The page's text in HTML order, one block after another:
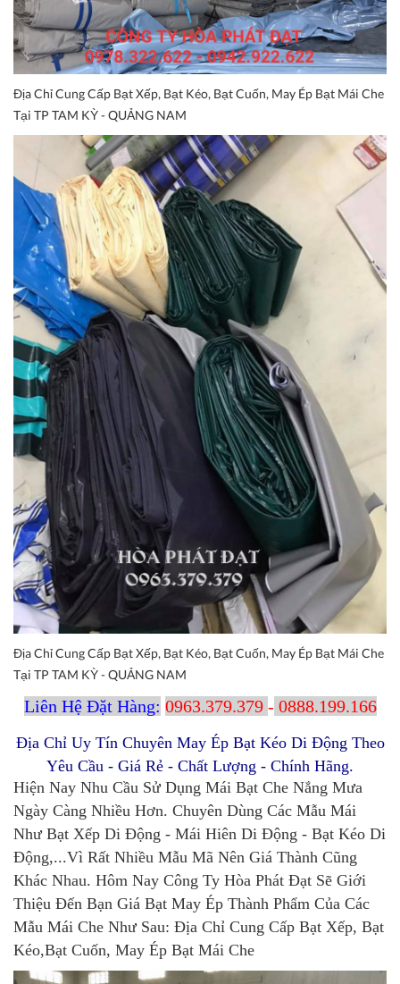
Địa Chỉ Cung Cấp Bạt Xếp, Bạt Kéo, Bạt Cuốn, May Ép Bạt Mái Che
Tại TP TAM KỲ - QUẢNG NAM
Địa Chỉ Cung Cấp Bạt Xếp, Bạt Kéo, Bạt Cuốn, May Ép Bạt Mái Che
Tại TP TAM KỲ - QUẢNG NAM
Liên Hệ Đặt Hàng: 0963.379.379 - 0888.199.166
Địa Chỉ Uy Tín Chuyên May Ép Bạt Kéo Di Động Theo
Yêu Cầu - Giá Rẻ - Chất Lượng - Chính Hãng.
Hiện Nay Nhu Cầu Sử Dụng Mái Bạt Che Nắng Mưa
Ngày Càng Nhiều Hơn. Chuyên Dùng Các Mẫu Mái
Như Bạt Xếp Di Động - Mái Hiên Di Động - Bạt Kéo Di
Động,...Vì Rất Nhiều Mẫu Mã Nên Giá Thành Cũng
Khác Nhau. Hôm Nay Công Ty Hòa Phát Đạt Sẽ Giới
Thiệu Đến Bạn Giá Bạt May Ép Thành Phẩm Của Các
Mẫu Mái Che Như Sau: Địa Chỉ Cung Cấp Bạt Xếp, Bạt
Kéo,Bạt Cuốn, May Ép Bạt Mái Che